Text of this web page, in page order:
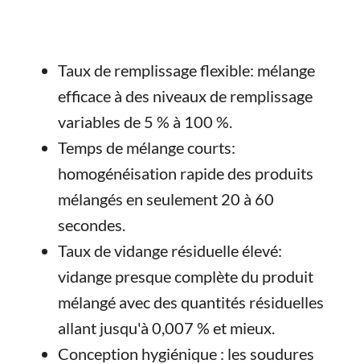
Taux de remplissage flexible: mélange
efficace à des niveaux de remplissage
variables de 5 % à 100 %.
Temps de mélange courts:
homogénéisation rapide des produits
mélangés en seulement 20 à 60
secondes.
Taux de vidange résiduelle élevé:
vidange presque complète du produit
mélangé avec des quantités résiduelles
allant jusqu'à 0,007 % et mieux.
Conception hygiénique : les soudures